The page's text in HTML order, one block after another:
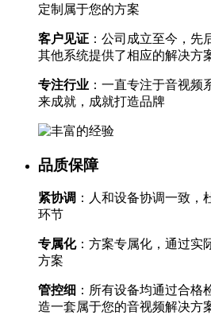
定制属于您的方案
客户见证 ：公司成立至今，先
其他系统提供了相应的解决方
专注行业 ：一直专注于音视频
来成就，成就打造品牌
品质保障
紧协调 ：人和设备协调一致，
环节
专属化：方案专属化，通过实
方案
管控细 ：所有设备均通过合格
造一套属于您的音视频解决方